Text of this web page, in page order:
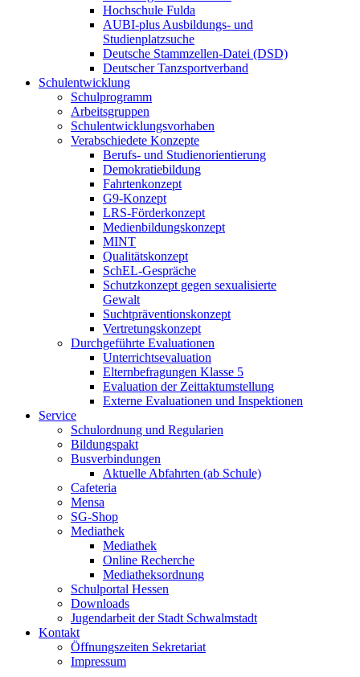
Hochschule Fulda
AUBI-plus Ausbildungs- und
Studienplatzsuche
Deutsche Stammzellen-Datei (DSD)
Deutscher Tanzsportverband
Schulentwicklung
Schulprogramm
Arbeitsgruppen
Schulentwicklungsvorhaben
Verabschiedete Konzepte
Berufs- und Studienorientierung
Demokratiebildung
Fahrtenkonzept
G9-Konzept
LRS-Förderkonzept
Medienbildungskonzept
MINT
Qualitätskonzept
SchEL-Gespräche
Schutzkonzept gegen sexualisierte
Gewalt
Suchtpräventionskonzept
Vertretungskonzept
Durchgeführte Evaluationen
Unterrichtsevaluation
Elternbefragungen Klasse 5
Evaluation der Zeittaktumstellung
Externe Evaluationen und Inspektionen
Service
Schulordnung und Regularien
Bildungspakt
Busverbindungen
Aktuelle Abfahrten (ab Schule)
Cafeteria
Mensa
SG-Shop
Mediathek
Mediathek
Online Recherche
Mediatheksordnung
Schulportal Hessen
Downloads
Jugendarbeit der Stadt Schwalmstadt
Kontakt
Öffnungszeiten Sekretariat
Impressum